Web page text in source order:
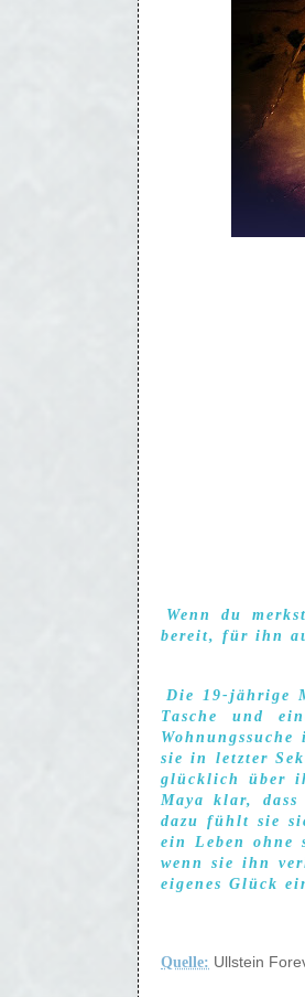
Wenn du
bereit, für ihn
Die 19-jährige
Tasche und
sie in letzter
glücklich über
Maya klar,
dazu fühlt sie
ein Leben ohne
wenn sie ihn
eigenes Glück
Quelle: Ullstein